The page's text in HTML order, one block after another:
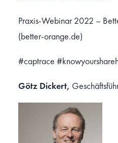
Praxis-Webinar 2022 –
(better-orange.de)
#captrace
Götz Dickert,